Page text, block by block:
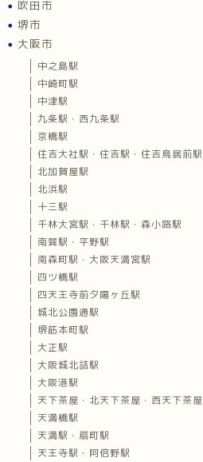
吹田市
堺市
大阪市
中之島駅
中崎町駅
中津駅
九条駅・西九条駅
京橋駅
住吉大社駅・住吉駅・住吉鳥居前駅
北加賀屋駅
北浜駅
十三駅
千林大宮駅・千林駅・森小路駅
南巽駅・平野駅
南森町駅・大阪天満宮駅
四ツ橋駅
四天王寺前夕陽ヶ丘駅
城北公園通駅
堺筋本町駅
大正駅
大阪城北詰駅
大阪港駅
天下茶屋・北天下茶屋・西天下茶屋
天満橋駅
天満駅・扇町駅
天王寺駅・阿倍野駅